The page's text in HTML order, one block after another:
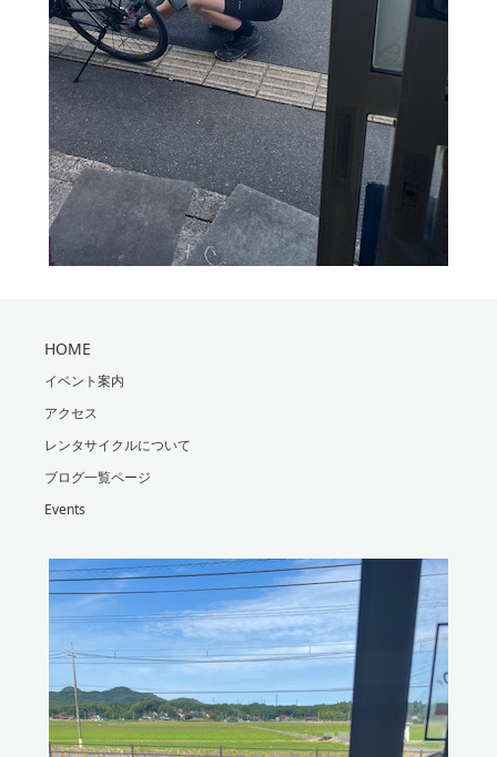
HOME
イベント案内
アクセス
レンタサイクルについて
ブログ一覧ページ
Events